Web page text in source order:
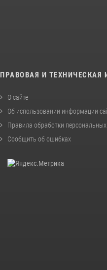
ПРАВОВАЯ И
О сайте
Об использовании информации
Правила обработки
Сообщить об ошибках